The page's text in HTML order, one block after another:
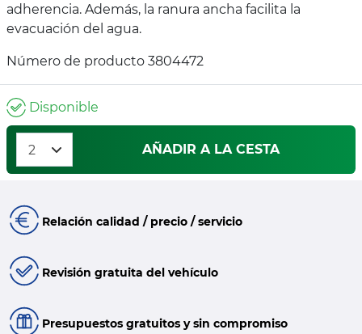
adherencia. Además, la ranura ancha facilita la
evacuación del agua.
Número de producto 3804472
Disponible
AÑADIR A LA CESTA
Relación calidad / precio / servicio
Revisión gratuita del vehículo
Presupuestos gratuitos y sin compromiso